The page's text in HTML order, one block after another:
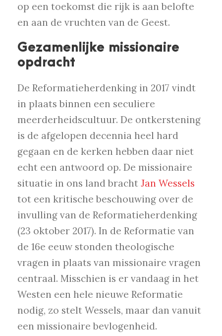
op een toekomst die rijk is aan belofte
en aan de vruchten van de Geest.
Gezamenlijke missionaire
opdracht
De Reformatieherdenking in 2017 vindt
in plaats binnen een seculiere
meerderheidscultuur. De ontkerstening
is de afgelopen decennia heel hard
gegaan en de kerken hebben daar niet
echt een antwoord op. De missionaire
situatie in ons land bracht Jan Wessels
tot een kritische beschouwing over de
invulling van de Reformatieherdenking
(23 oktober 2017). In de Reformatie van
de 16e eeuw stonden theologische
vragen in plaats van missionaire vragen
centraal. Misschien is er vandaag in het
Westen een hele nieuwe Reformatie
nodig, zo stelt Wessels, maar dan vanuit
een missionaire bevlogenheid.